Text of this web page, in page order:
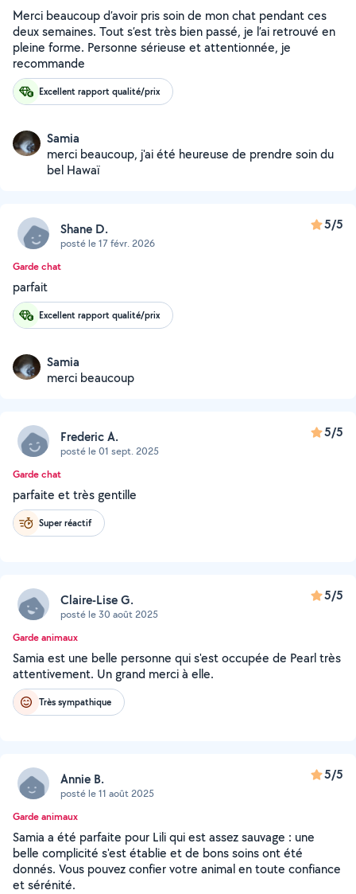
Merci beaucoup d’avoir pris soin de mon chat pendant ces
deux semaines. Tout s’est très bien passé, je l’ai retrouvé en
pleine forme. Personne sérieuse et attentionnée, je
recommande
Excellent rapport qualité/prix
Samia
merci beaucoup, j'ai été heureuse de prendre soin du
bel Hawaï
Shane D.
posté le 17 févr. 2026
5/5
Garde chat
parfait
Excellent rapport qualité/prix
Samia
merci beaucoup
Frederic A.
posté le 01 sept. 2025
5/5
Garde chat
parfaite et très gentille
Super réactif
Claire-Lise G.
posté le 30 août 2025
5/5
Garde animaux
Samia est une belle personne qui s'est occupée de Pearl très
attentivement. Un grand merci à elle.
Très sympathique
Annie B.
posté le 11 août 2025
5/5
Garde animaux
Samia a été parfaite pour Lili qui est assez sauvage : une
belle complicité s'est établie et de bons soins ont été
donnés. Vous pouvez confier votre animal en toute confiance
et sérénité.